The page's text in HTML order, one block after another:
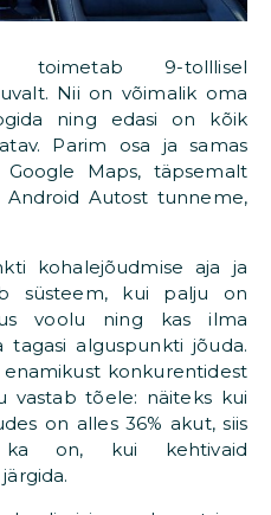
toimetab 9-tolllisel
Nii on võimalik oma
ning edasi on kõik
Parim osa ja samas
Maps, täpsemalt
Android Autost tunneme,
kohalejõudmise aja ja
süsteem, kui palju on
voolu ning kas ilma
alguspunkti jõuda.
konkurentidest
vastab tõele: näiteks kui
on alles 36% akut, siis
on, kui kehtivaid